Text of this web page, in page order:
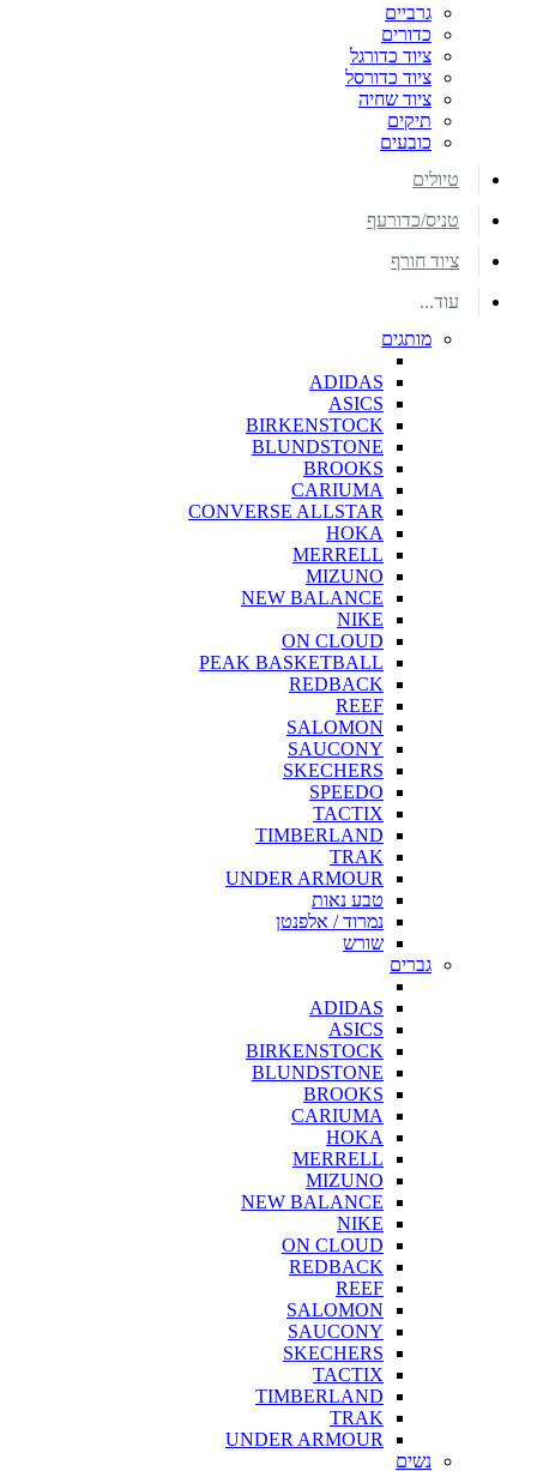
גרביים
כדורים
ציוד כדורגל
ציוד כדורסל
ציוד שחיה
תיקים
כובעים
טיולים
טניס/כדורעף
ציוד חורף
עוד...
מותגים
ADIDAS
ASICS
BIRKENSTOCK
BLUNDSTONE
BROOKS
CARIUMA
CONVERSE ALLSTAR
HOKA
MERRELL
MIZUNO
NEW BALANCE
NIKE
ON CLOUD
PEAK BASKETBALL
REDBACK
REEF
SALOMON
SAUCONY
SKECHERS
SPEEDO
TACTIX
TIMBERLAND
TRAK
UNDER ARMOUR
טבע נאות
נמרוד / אלפנטן
שורש
גברים
ADIDAS
ASICS
BIRKENSTOCK
BLUNDSTONE
BROOKS
CARIUMA
HOKA
MERRELL
MIZUNO
NEW BALANCE
NIKE
ON CLOUD
REDBACK
REEF
SALOMON
SAUCONY
SKECHERS
TACTIX
TIMBERLAND
TRAK
UNDER ARMOUR
נשים